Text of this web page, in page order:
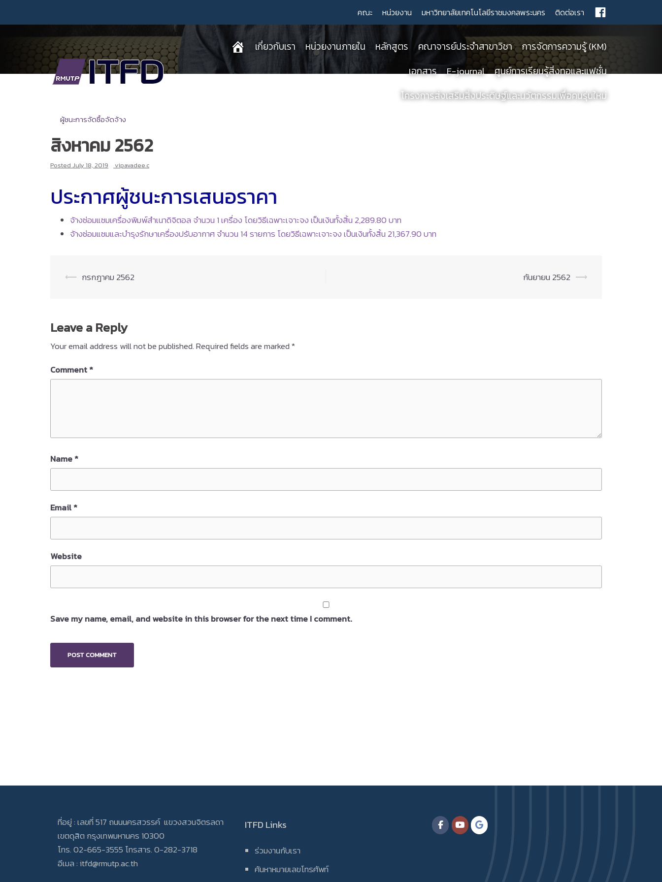
คณะ หน่วยงาน มหาวิทยาลัยเทคโนโลยีราชมงคลพระนคร ติดต่อเรา
เกี่ยวกับเรา หน่วยงานภายใน หลักสูตร คณาจารย์ประจำสาขาวิชา
การจัดการความรู้ (KM)
เอกสาร
E-journal
ศูนย์การเรียนรู้สิ่งทอและแฟชั่น
โครงการส่งเสริมสิ่งประดิษฐ์และนวัตกรรมเพื่อคนรุ่นใหม่
ผู้ชนะการจัดซื้อจัดจ้าง
สิงหาคม 2562
Posted July 18, 2019 vipavadee.c
ประกาศผู้ชนะการเสนอราคา
จ้างซ่อมแซมเครื่องพิมพ์สำเนาดิจิตอล จำนวน 1 เครื่อง โดยวิธีเฉพาะเจาะจง เป็นเงินทั้งสิ้น 2,289.80 บาท
จ้างซ่อมแซมและบำรุงรักษาเครื่องปรับอากาศ จำนวน 14 รายการ โดยวิธีเฉพาะเจาะจง เป็นเงินทั้งสิ้น 21,367.90 บาท
Post
⟵ กรกฎาคม 2562 กันยายน 2562 ⟶
Leave a Reply
Your email address will not be published.Required fields are marked*
Comment*
Name*
Email*
Website
Save my name, email, and website in this browser for the next time I comment.
ที่อยู่ : เลขที่ 517 ถนนนครสวรรค์ แขวงสวนจิตรลดา
เขตดุสิต กรุงเทพมหานคร 10300
โทร. 02-665-3555 โทรสาร. 0-282-3718
อีเมล :itfd@rmutp.ac.th
ITFD Links
ร่วมงานกับเรา
ค้นหาหมายเลขโทรศัพท์